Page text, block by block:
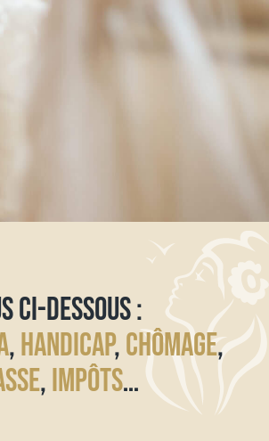
CI-DESSOUS :
,HANDICAP,CHÔMAGE,
,IMPÔTS…